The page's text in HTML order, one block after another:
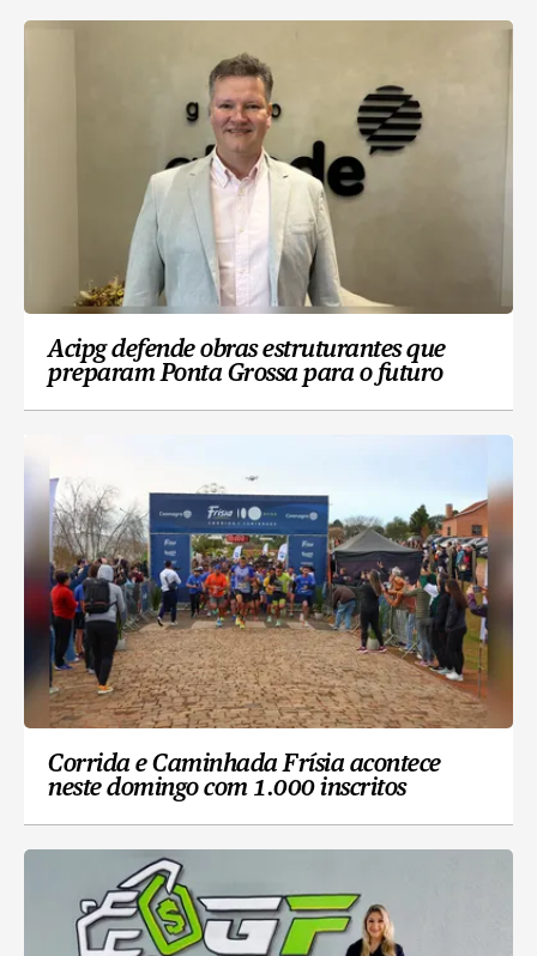
Acipg defende obras estruturantes que
preparam Ponta Grossa para o futuro
Corrida e Caminhada Frísia acontece
neste domingo com 1.000 inscritos